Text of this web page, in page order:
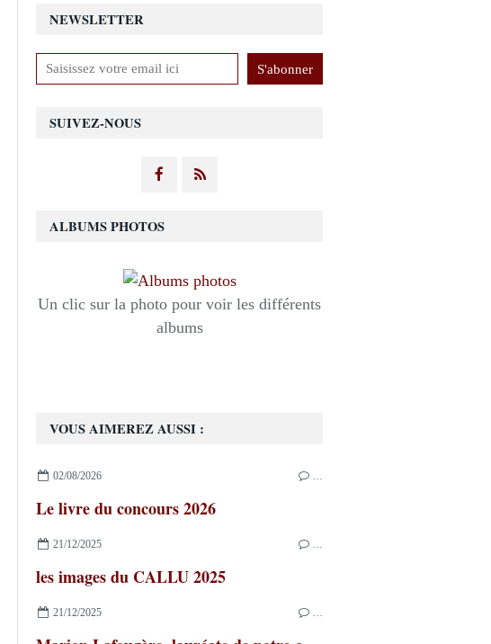
NEWSLETTER
SUIVEZ-NOUS
VOUS AIMEREZ AUSSI :
02/08/2026 …
Le livre du concours 2026
21/12/2025 …
les images du CALLU 2025
21/12/2025 …
ALBUMS PHOTOS
Un clic sur la photo pour voir les différents
albums